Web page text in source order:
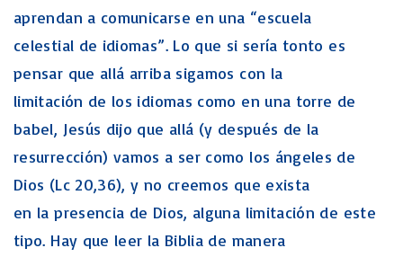
aprendan a comunicarse en una “escuela
celestial de idiomas”. Lo que si sería tonto es
pensar que allá arriba sigamos con la
limitación de los idiomas como en una torre de
babel, Jesús dijo que allá (y después de la
resurrección) vamos a ser como los ángeles de
Dios (Lc 20,36), y no creemos que exista
en la presencia de Dios, alguna limitación de este
tipo. Hay que leer la Biblia de manera